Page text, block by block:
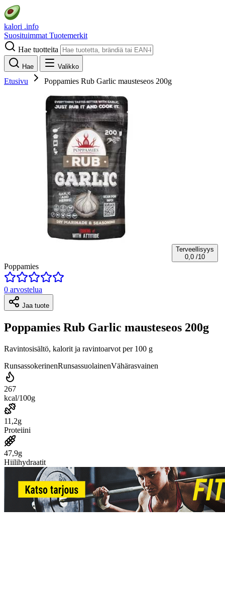
kalori .info
Suosituimmat Tuotemerkit
Hae tuotteita
Hae Valikko
Etusivu Poppamies Rub Garlic mausteseos 200g
Terveellisyys
0,0 /10
Poppamies
0 arvostelua
Jaa tuote
Poppamies Rub Garlic mausteseos 200g
Ravintosisältö, kalorit ja ravintoarvot per 100 g
RunsassokerinenRunsassuolainenVähärasvainen
267
kcal/100g
11,2g
Proteiini
47,9g
Hiilihydraatit